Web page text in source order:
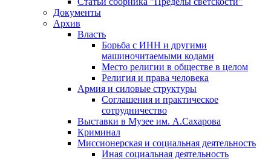
Документы
Архив
Власть
Борьба с ИНН и другими
машиночитаемыми кодами
Место религии в обществе в целом
Религия и права человека
Армия и силовые структуры
Соглашения и практическое
сотрудничество
Выставки в Музее им. А.Сахарова
Криминал
Миссионерская и социальная деятельность
Иная социальная деятельность